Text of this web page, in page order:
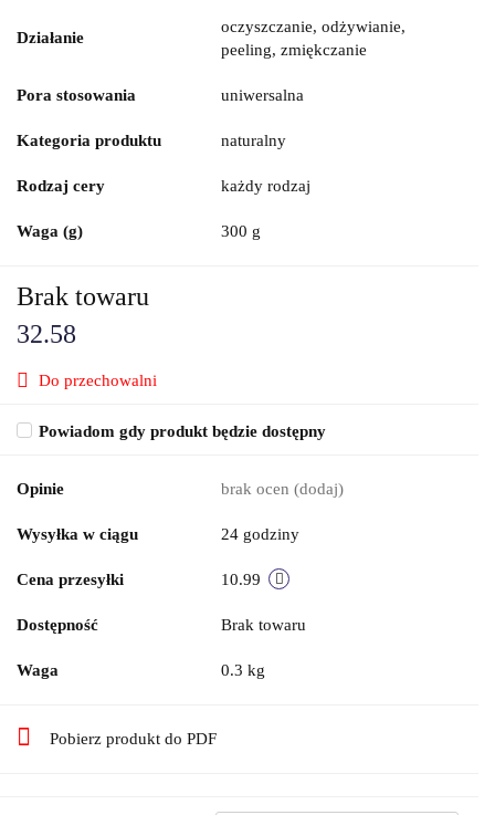
Działanie
oczyszczanie, odżywianie,
peeling, zmiękczanie
Pora stosowania uniwersalna
Kategoria produktu naturalny
Rodzaj cery każdy rodzaj
Waga (g) 300 g
Brak towaru
32.58
Do przechowalni
Powiadom gdy produkt będzie dostępny
Opinie brak ocen (dodaj)
Wysyłka w ciągu 24 godziny
Cena przesyłki 10.99
Dostępność Brak towaru
Waga 0.3 kg
Pobierz produkt do PDF